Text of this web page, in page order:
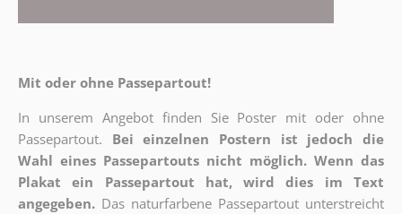
Mit oder ohne Passepartout!
In unserem Angebot finden Sie Poster mit oder ohne
Passepartout.
Bei einzelnen Postern ist jedoch die
Wahl eines Passepartouts nicht möglich. Wenn das
Plakat ein Passepartout hat, wird dies im Text
angegeben. Das naturfarbene Passepartout unterstreicht